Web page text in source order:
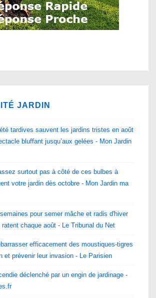
JARDIN
tardives sauvent les jardins tristes en août
bluffant jusqu’aux gelées - Mon Jardin
surtout pas à côté de ces bulbes à
votre jardin dès octobre - Mon Jardin ma
semaines pour semer mâche et radis d'hiver
chaque août - Le Tribunal du Net
efficacement des moustiques-tigres
et prévenir leur invasion - Le Parisien
déclenché par un engin de jardinage -